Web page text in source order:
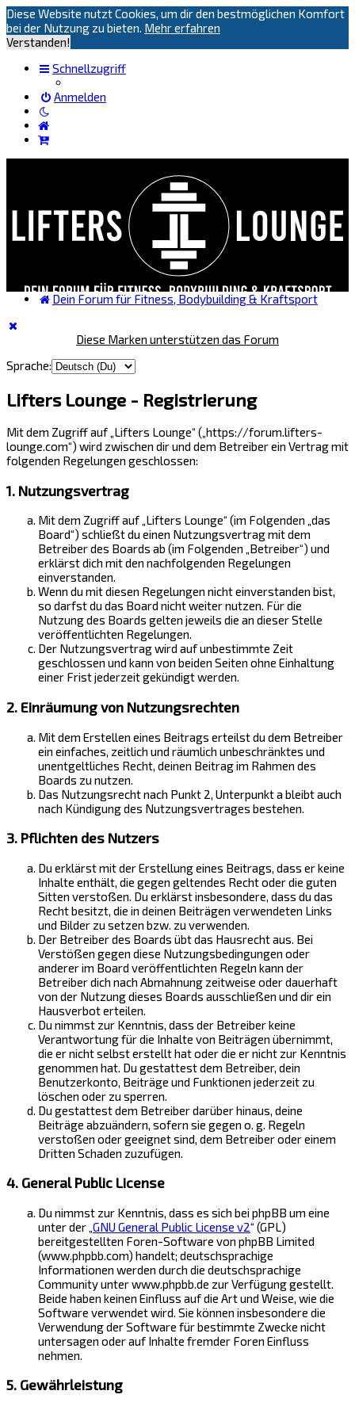
Diese Website nutzt Cookies, um dir den bestmöglichen Komfort
bei der Nutzung zu bieten. Mehr erfahren
Verstanden!
Schnellzugriff
Anmelden
Dein Forum für Fitness, Bodybuilding & Kraftsport
Diese Marken unterstützen das Forum
Sprache:
Lifters Lounge - Registrierung
Mit dem Zugriff auf „Lifters Lounge“ („https://forum.lifters-
lounge.com“) wird zwischen dir und dem Betreiber ein Vertrag mit
folgenden Regelungen geschlossen:
1. Nutzungsvertrag
Mit dem Zugriff auf „Lifters Lounge“ (im Folgenden „das
Board“) schließt du einen Nutzungsvertrag mit dem
Betreiber des Boards ab (im Folgenden „Betreiber“) und
erklärst dich mit den nachfolgenden Regelungen
einverstanden.
Wenn du mit diesen Regelungen nicht einverstanden bist,
so darfst du das Board nicht weiter nutzen. Für die
Nutzung des Boards gelten jeweils die an dieser Stelle
veröffentlichten Regelungen.
Der Nutzungsvertrag wird auf unbestimmte Zeit
geschlossen und kann von beiden Seiten ohne Einhaltung
einer Frist jederzeit gekündigt werden.
2. Einräumung von Nutzungsrechten
Mit dem Erstellen eines Beitrags erteilst du dem Betreiber
ein einfaches, zeitlich und räumlich unbeschränktes und
unentgeltliches Recht, deinen Beitrag im Rahmen des
Boards zu nutzen.
Das Nutzungsrecht nach Punkt 2, Unterpunkt a bleibt auch
nach Kündigung des Nutzungsvertrages bestehen.
3. Pflichten des Nutzers
Du erklärst mit der Erstellung eines Beitrags, dass er keine
Inhalte enthält, die gegen geltendes Recht oder die guten
Sitten verstoßen. Du erklärst insbesondere, dass du das
Recht besitzt, die in deinen Beiträgen verwendeten Links
und Bilder zu setzen bzw. zu verwenden.
Der Betreiber des Boards übt das Hausrecht aus. Bei
Verstößen gegen diese Nutzungsbedingungen oder
anderer im Board veröffentlichten Regeln kann der
Betreiber dich nach Abmahnung zeitweise oder dauerhaft
von der Nutzung dieses Boards ausschließen und dir ein
Hausverbot erteilen.
Du nimmst zur Kenntnis, dass der Betreiber keine
Verantwortung für die Inhalte von Beiträgen übernimmt,
die er nicht selbst erstellt hat oder die er nicht zur Kenntnis
genommen hat. Du gestattest dem Betreiber, dein
Benutzerkonto, Beiträge und Funktionen jederzeit zu
löschen oder zu sperren.
Du gestattest dem Betreiber darüber hinaus, deine
Beiträge abzuändern, sofern sie gegen o. g. Regeln
verstoßen oder geeignet sind, dem Betreiber oder einem
Dritten Schaden zuzufügen.
4. General Public License
Du nimmst zur Kenntnis, dass es sich bei phpBB um eine
unter der „GNU General Public License v2“ (GPL)
bereitgestellten Foren-Software von phpBB Limited
(www.phpbb.com) handelt; deutschsprachige
Informationen werden durch die deutschsprachige
Community unter www.phpbb.de zur Verfügung gestellt.
Beide haben keinen Einfluss auf die Art und Weise, wie die
Software verwendet wird. Sie können insbesondere die
Verwendung der Software für bestimmte Zwecke nicht
untersagen oder auf Inhalte fremder Foren Einfluss
nehmen.
5. Gewährleistung